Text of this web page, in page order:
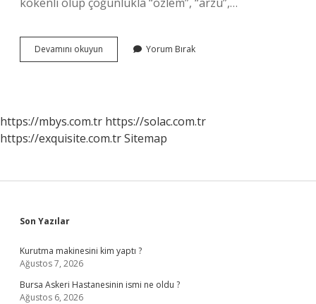
Devamını okuyun
Ne
Yorum Bırak
https://mbys.com.tr https://solac.com.tr
https://exquisite.com.trSitemap
Sidebar
Son Yazılar
Kurutma makinesini kim yaptı ?
Ağustos 7, 2026
Bursa Askeri Hastanesinin ismi ne oldu ?
Ağustos 6, 2026